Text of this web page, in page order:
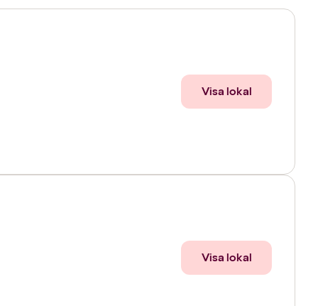
Visa lokal
Visa lokal